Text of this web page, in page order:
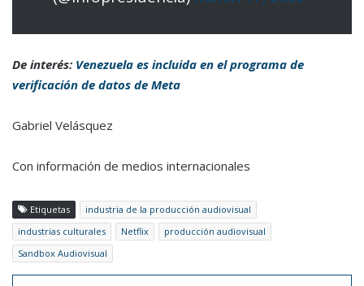
De interés: Venezuela es incluida en el programa de
verificación de datos de Meta
Gabriel Velásquez
Con información de medios internacionales
Etiquetas
industria de la producción audiovisual
industrias culturales
Netflix
producción audiovisual
Sandbox Audiovisual